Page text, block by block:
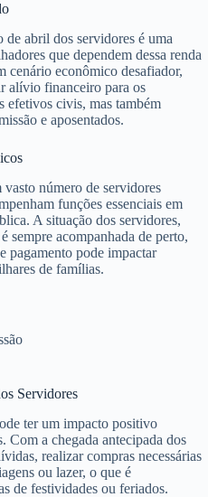
abril dos servidores é uma
que dependem dessa renda
cenário econômico desafiador,
alívio financeiro para os
efetivos civis, mas também
e aposentados.
número de servidores
funções essenciais em
A situação dos servidores,
sempre acompanhada de perto,
pagamento pode impactar
de famílias.
Servidores
ter um impacto positivo
a chegada antecipada dos
realizar compras necessárias
ou lazer, o que é
de festividades ou feriados.